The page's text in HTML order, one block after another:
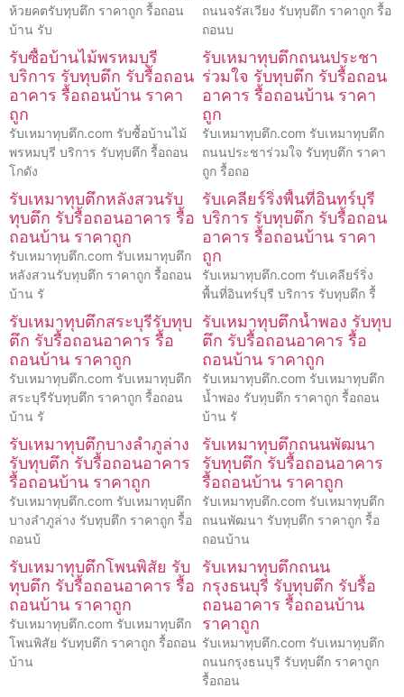
ห้วยคตรับทุบตึก ราคาถูก รื้อถอน
บ้าน รับ
ถนนจรัสเวียง รับทุบตึก ราคาถูก รื้อ
ถอนบ
รับซื้อบ้านไม้พรหมบุรี
บริการ รับทุบตึก รับรื้อถอน
อาคาร รื้อถอนบ้าน ราคา
ถูก
รับเหมาทุบตึก.com รับซื้อบ้านไม้
พรหมบุรี บริการ รับทุบตึก รื้อถอน
โกดัง
รับเหมาทุบตึกถนนประชา
ร่วมใจ รับทุบตึก รับรื้อถอน
อาคาร รื้อถอนบ้าน ราคา
ถูก
รับเหมาทุบตึก.com รับเหมาทุบตึก
ถนนประชาร่วมใจ รับทุบตึก ราคา
ถูก รื้อถอ
รับเหมาทุบตึกหลังสวนรับ
ทุบตึก รับรื้อถอนอาคาร รื้อ
ถอนบ้าน ราคาถูก
รับเหมาทุบตึก.com รับเหมาทุบตึก
หลังสวนรับทุบตึก ราคาถูก รื้อถอน
บ้าน รั
รับเคลียร์ริ่งพื้นที่อินทร์บุรี
บริการ รับทุบตึก รับรื้อถอน
อาคาร รื้อถอนบ้าน ราคา
ถูก
รับเหมาทุบตึก.com รับเคลียร์ริ่ง
พื้นที่อินทร์บุรี บริการ รับทุบตึก รื้
รับเหมาทุบตึกสระบุรีรับทุบ
ตึก รับรื้อถอนอาคาร รื้อ
ถอนบ้าน ราคาถูก
รับเหมาทุบตึก.com รับเหมาทุบตึก
สระบุรีรับทุบตึก ราคาถูก รื้อถอน
บ้าน รั
รับเหมาทุบตึกน้ำพอง รับทุบ
ตึก รับรื้อถอนอาคาร รื้อ
ถอนบ้าน ราคาถูก
รับเหมาทุบตึก.com รับเหมาทุบตึก
น้ำพอง รับทุบตึก ราคาถูก รื้อถอน
บ้าน รั
รับเหมาทุบตึกบางลำภูล่าง
รับทุบตึก รับรื้อถอนอาคาร
รื้อถอนบ้าน ราคาถูก
รับเหมาทุบตึก.com รับเหมาทุบตึก
บางลำภูล่าง รับทุบตึก ราคาถูก รื้อ
ถอนบ้
รับเหมาทุบตึกถนนพัฒนา
รับทุบตึก รับรื้อถอนอาคาร
รื้อถอนบ้าน ราคาถูก
รับเหมาทุบตึก.com รับเหมาทุบตึก
ถนนพัฒนา รับทุบตึก ราคาถูก รื้อ
ถอนบ้าน
รับเหมาทุบตึกโพนพิสัย รับ
ทุบตึก รับรื้อถอนอาคาร รื้อ
ถอนบ้าน ราคาถูก
รับเหมาทุบตึก.com รับเหมาทุบตึก
โพนพิสัย รับทุบตึก ราคาถูก รื้อถอน
บ้าน
รับเหมาทุบตึกถนน
กรุงธนบุรี รับทุบตึก รับรื้อ
ถอนอาคาร รื้อถอนบ้าน
ราคาถูก
รับเหมาทุบตึก.com รับเหมาทุบตึก
ถนนกรุงธนบุรี รับทุบตึก ราคาถูก
รื้อถอน